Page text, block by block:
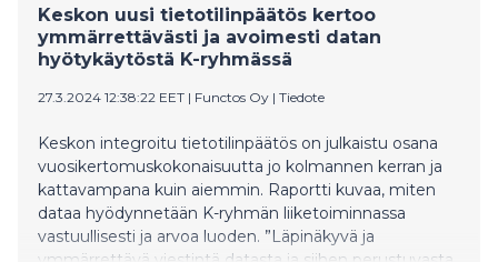
Keskon uusi tietotilinpäätös kertoo
ymmärrettävästi ja avoimesti datan
hyötykäytöstä K-ryhmässä
27.3.2024 12:38:22 EET | Functos Oy | Tiedote
Keskon integroitu tietotilinpäätös on julkaistu osana
vuosikertomuskokonaisuutta jo kolmannen kerran ja
kattavampana kuin aiemmin. Raportti kuvaa, miten
dataa hyödynnetään K-ryhmän liiketoiminnassa
vastuullisesti ja arvoa luoden. ”Läpinäkyvä ja